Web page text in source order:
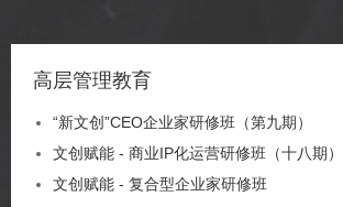
高层管理教育
“新文创”CEO企业家研修班（第九期）
文创赋能 - 商业IP化运营研修班（十八期）
文创赋能 - 复合型企业家研修班